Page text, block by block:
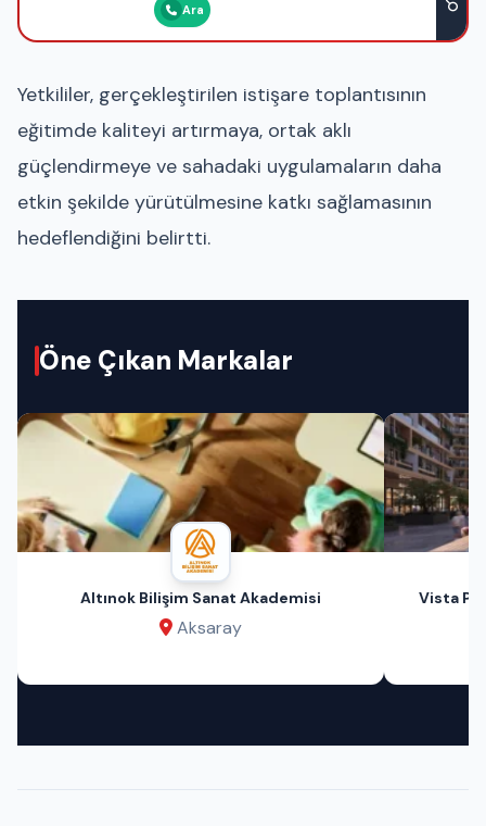
Ara
Yetkililer, gerçekleştirilen istişare toplantısının
eğitimde kaliteyi artırmaya, ortak aklı
güçlendirmeye ve sahadaki uygulamaların daha
etkin şekilde yürütülmesine katkı sağlamasının
hedeflendiğini belirtti.
Öne Çıkan Markalar
Altınok Bilişim Sanat Akademisi
Aksaray
Vista